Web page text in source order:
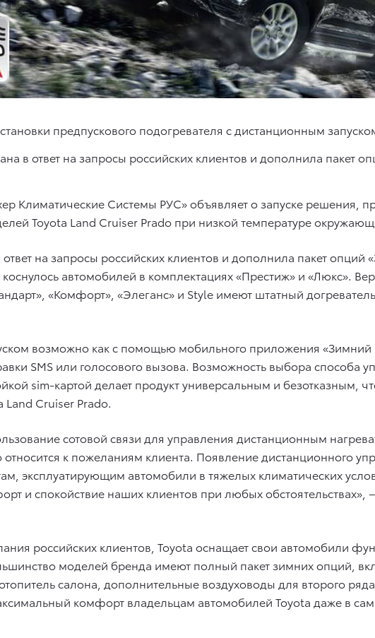
предпускового подогревателя с дистанционным
в ответ на запросы российских клиентов и дополнила пакет
Климатические Системы РУС» объявляет о запуске решения,
Toyota Land Cruiser Prado при низкой температуре
на запросы российских клиентов и дополнила пакет
автомобилей в комплектациях «Престиж» и «Люкс».
«Комфорт», «Элеганс» и Style имеют штатный
возможно как с помощью мобильного приложения
SMS или голосового вызова. Возможность выбора способа
sim-картой делает продукт универсальным и безотказным,
Cruiser Prado.
сотовой связи для управления дистанционным
относится к пожеланиям клиента. Появление дистанционного
эксплуатирующим автомобили в тяжелых климатических
и спокойствие наших клиентов при любых
российских клиентов, Toyota оснащает свои автомобили
моделей бренда имеют полный пакет зимних опций,
салона, дополнительные воздуховоды для второго
комфорт владельцам автомобилей Toyota даже в